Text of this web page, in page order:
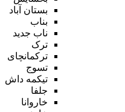
بستان آباد
بناب
ناب جدید
ترک
ترکمانچای
تسوج
تیکمه داش
جلفا
خاروانا